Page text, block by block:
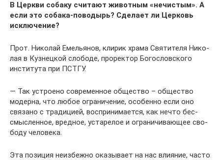
В Церкви собаку счи­тают живот­ным «нечи­стым». А
если это собака-пово­дырь? Сде­лает ли Цер­ковь
исклю­че­ние?
Прот. Нико­лай Еме­лья­нов, клирик храма Свя­ти­теля Нико­
лая в Куз­нец­кой сло­боде, про­рек­тор Бого­слов­ского
инсти­тута при ПСТГУ.
— Так устро­ено совре­мен­ное обще­ство – обще­ство
модерна, что любое огра­ни­че­ние, осо­бенно если оно
свя­зано с тра­ди­цией, вос­при­ни­ма­ется, как нечто бес­
смыс­лен­ное, вред­ное, уста­ре­лое и огра­ни­чи­ва­ю­щее сво­
боду чело­века.
Эта пози­ция неиз­бежно ока­зы­вает на нас вли­я­ние, часто